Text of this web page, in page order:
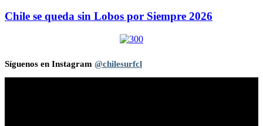
Chile se queda sin Lobos por Siempre 2026
Síguenos en Instagram @chilesurfcl